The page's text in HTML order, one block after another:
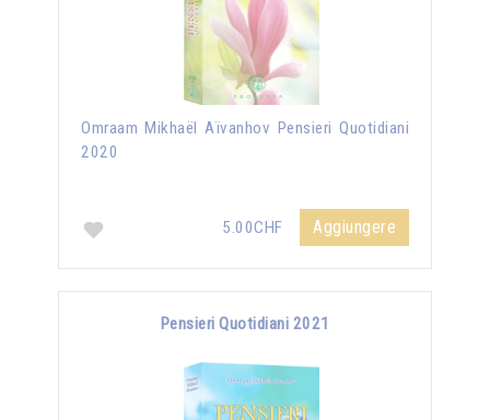
Omraam Mikhaël Aïvanhov Pensieri Quotidiani
2020
5.00CHF Aggiungere
Pensieri Quotidiani 2021